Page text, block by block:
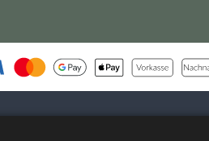
Der Inhalt dieser